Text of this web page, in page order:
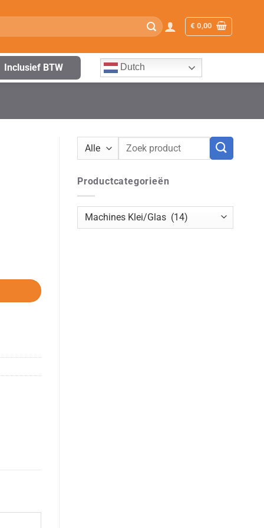
€ 0,00
Inclusief BTW Dutch
Zoeken
Productcategorieën